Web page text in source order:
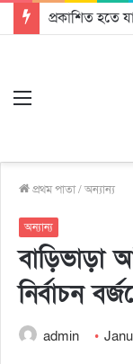
প্রকাশিত হতে
প্রথম পাতা/অন্যান্য
অন্যান্য
বাড়িভাড়া
নির্বাচন
admin